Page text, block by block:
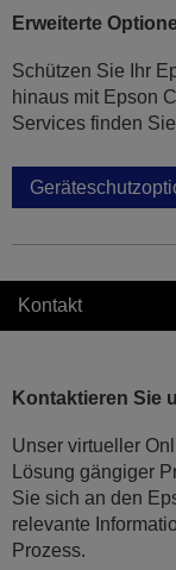
Erweiterte
Schützen Sie Ihr
hinaus mit Epson
Services finden
Kontakt
Kontaktieren Sie
Unser virtueller
Lösung gängiger
Sie sich an den
relevante
Prozess.